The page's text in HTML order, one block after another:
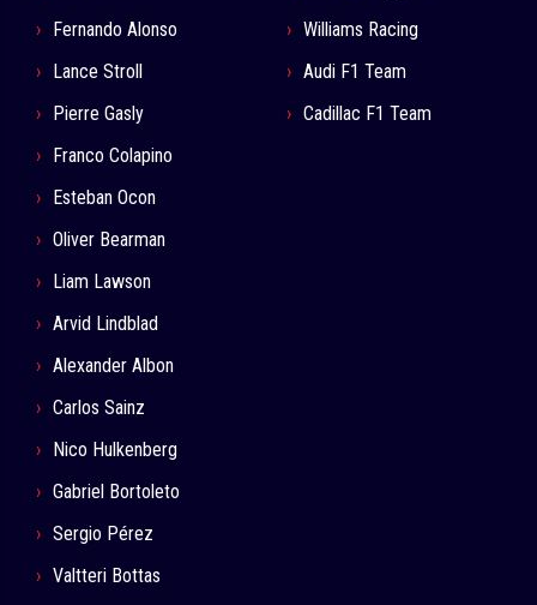
Fernando Alonso
Lance Stroll
Pierre Gasly
Franco Colapino
Esteban Ocon
Oliver Bearman
Liam Lawson
Arvid Lindblad
Alexander Albon
Carlos Sainz
Nico Hulkenberg
Gabriel Bortoleto
Sergio Pérez
Valtteri Bottas
Williams Racing
Audi F1 Team
Cadillac F1 Team